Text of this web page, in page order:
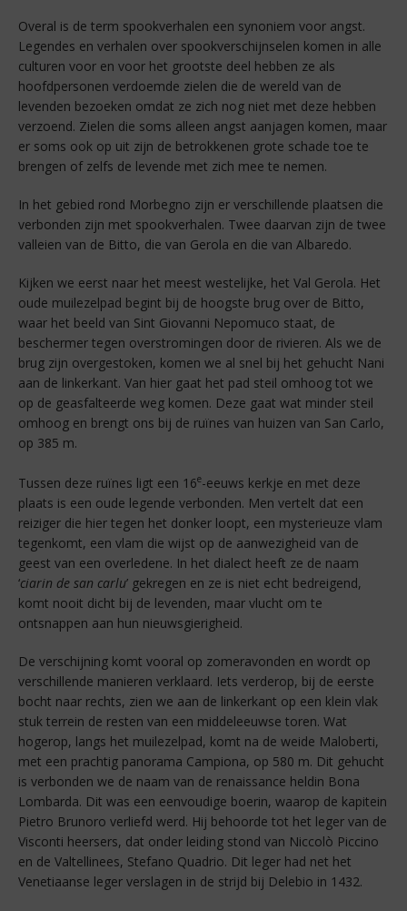
Overal is de term spookverhalen een synoniem voor angst.
Legendes en verhalen over spookverschijnselen komen in alle
culturen voor en voor het grootste deel hebben ze als
hoofdpersonen verdoemde zielen die de wereld van de
levenden bezoeken omdat ze zich nog niet met deze hebben
verzoend. Zielen die soms alleen angst aanjagen komen, maar
er soms ook op uit zijn de betrokkenen grote schade toe te
brengen of zelfs de levende met zich mee te nemen.
In het gebied rond Morbegno zijn er verschillende plaatsen die
verbonden zijn met spookverhalen. Twee daarvan zijn de twee
valleien van de Bitto, die van Gerola en die van Albaredo.
Kijken we eerst naar het meest westelijke, het Val Gerola. Het
oude muilezelpad begint bij de hoogste brug over de Bitto,
waar het beeld van Sint Giovanni Nepomuco staat, de
beschermer tegen overstromingen door de rivieren. Als we de
brug zijn overgestoken, komen we al snel bij het gehucht Nani
aan de linkerkant. Van hier gaat het pad steil omhoog tot we
op de geasfalteerde weg komen. Deze gaat wat minder steil
omhoog en brengt ons bij de ruïnes van huizen van San Carlo,
op 385 m.
Tussen deze ruïnes ligt een 16e-eeuws kerkje en met deze
plaats is een oude legende verbonden. Men vertelt dat een
reiziger die hier tegen het donker loopt, een mysterieuze vlam
tegenkomt, een vlam die wijst op de aanwezigheid van de
geest van een overledene. In het dialect heeft ze de naam
‘ciarin de san carlu’ gekregen en ze is niet echt bedreigend,
komt nooit dicht bij de levenden, maar vlucht om te
ontsnappen aan hun nieuwsgierigheid.
De verschijning komt vooral op zomeravonden en wordt op
verschillende manieren verklaard. Iets verderop, bij de eerste
bocht naar rechts, zien we aan de linkerkant op een klein vlak
stuk terrein de resten van een middeleeuwse toren. Wat
hogerop, langs het muilezelpad, komt na de weide Maloberti,
met een prachtig panorama Campiona, op 580 m. Dit gehucht
is verbonden we de naam van de renaissance heldin Bona
Lombarda. Dit was een eenvoudige boerin, waarop de kapitein
Pietro Brunoro verliefd werd. Hij behoorde tot het leger van de
Visconti heersers, dat onder leiding stond van Niccolò Piccino
en de Valtellinees, Stefano Quadrio. Dit leger had net het
Venetiaanse leger verslagen in de strijd bij Delebio in 1432.